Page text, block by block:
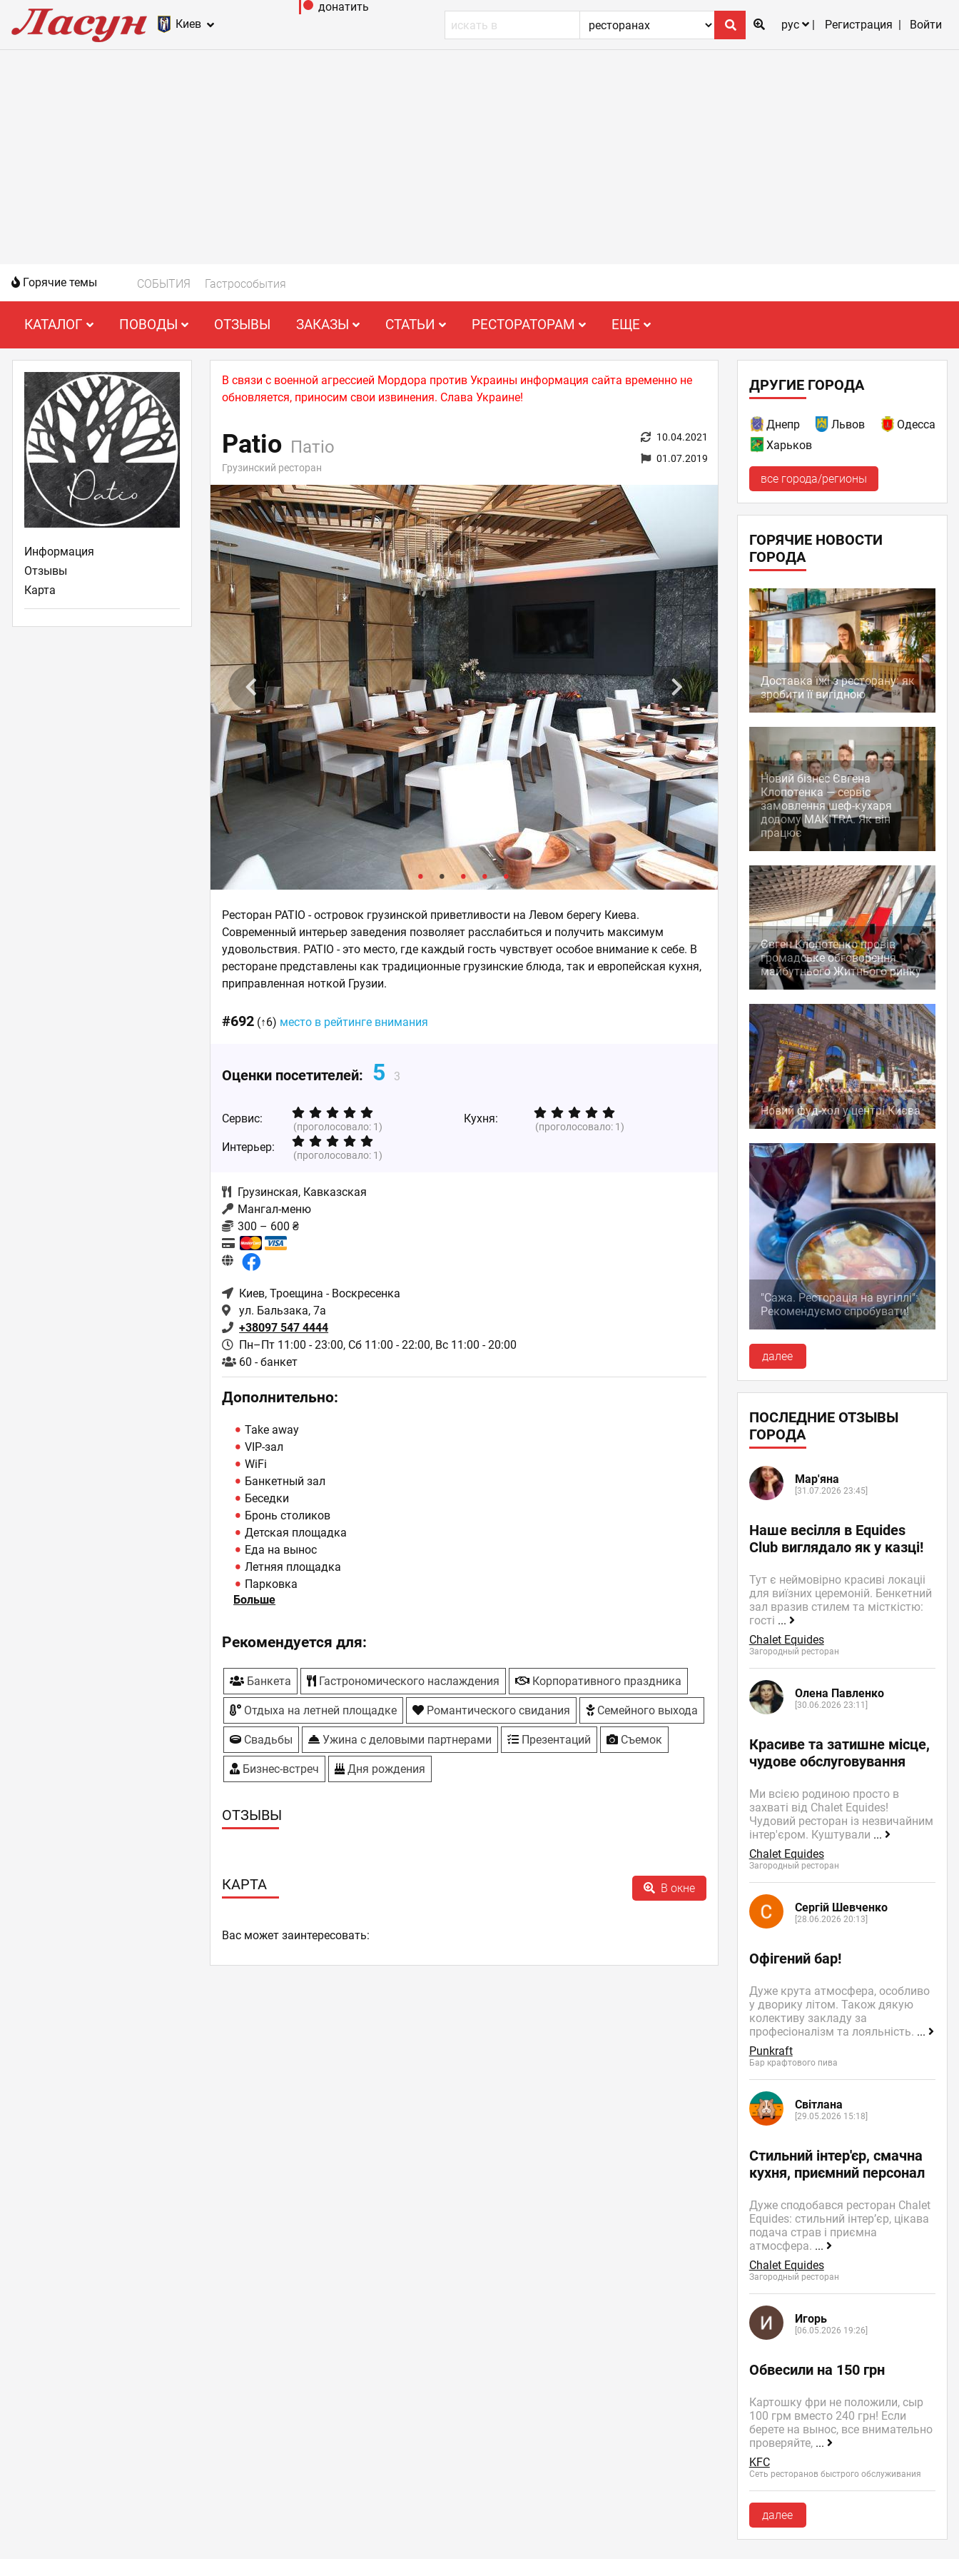
Киев
донатить
рус
Регистрация Войти
Горячие темы СОБЫТИЯ Гастрособытия
КАТАЛОГ ПОВОДЫ ОТЗЫВЫ ЗАКАЗЫ СТАТЬИ РЕСТОРАТОРАМ ЕЩЕ
В связи с военной агрессией Мордора против Украины информация сайта временно не
обновляется, приносим свои извинения. Слава Украине!
Patio Патіо
Грузинский ресторан
10.04.2021
01.07.2019
Ресторан PATIO - островок грузинской приветливости на Левом берегу Киева.
Современный интерьер заведения позволяет расслабиться и получить максимум
удовольствия. PATIO - это место, где каждый гость чувствует особое внимание к себе. В
ресторане представлены как традиционные грузинские блюда, так и европейская кухня,
приправленная ноткой Грузии.
#692 (↑6) место в рейтинге внимания
Оценки посетителей: 5 3
Сервис:
(проголосовало: 1)
Кухня:
(проголосовало: 1)
Интерьер:
(проголосовало: 1)
Грузинская, Кавказская
Мангал-меню
300 – 600 ₴
Киев, Троещина - Воскресенка
ул. Бальзака, 7а
+38097 547 4444
Пн–Пт 11:00 - 23:00, Сб 11:00 - 22:00, Вс 11:00 - 20:00
60 - банкет
Дополнительно:
Take away
VIP-зал
WiFi
Банкетный зал
Беседки
Бронь столиков
Детская площадка
Еда на вынос
Летняя площадка
Парковка
ТВ-плазмы
Больше
Рекомендуется для:
Банкета Гастрономического наслаждения Корпоративного праздника
Отдыха на летней площадке Романтического свидания Семейного выхода
Свадьбы Ужина с деловыми партнерами Презентаций Съемок
Бизнес-встреч Дня рождения
ОТЗЫВЫ
КАРТА В окне
Информация
Отзывы
Карта
Ваc может заинтересовать:
ДРУГИЕ ГОРОДА
Днепр Львов
Одесса
Харьков
все города/регионы
ГОРЯЧИЕ НОВОСТИ
ГОРОДА
Доставка їжі з ресторану: як
зробити її вигідною
Новий бізнес Євгена
Клопотенка — сервіс
замовлення шеф-кухаря
додому MAKITRA. Як він
працює
Євген Клопотенко провів
громадське обговорення
майбутнього Житнього ринку
Новий фуд-хол у центрі Києва
"Сажа. Ресторація на вугіллі":
Рекомендуємо спробувати!
далее
ПОСЛЕДНИЕ ОТЗЫВЫ
ГОРОДА
Мар'яна
[31.07.2026 23:45]
Наше весілля в Equides
Club виглядало як у казці!
Тут є неймовірно красиві локаціі
для виїзних церемоній. Бенкетний
зал вразив стилем та місткістю:
гості ...
Chalet Equides
Загородный ресторан
Олена Павленко
[30.06.2026 23:11]
Красиве та затишне місце,
чудове обслуговування
Ми всією родиною просто в
захваті від Chalet Equides!
Чудовий ресторан із незвичайним
інтер'єром. Куштували ...
Chalet Equides
Загородный ресторан
Сергій Шевченко
[28.06.2026 20:13]
Офігений бар!
Дуже крута атмосфера, особливо
у дворику літом. Також дякую
колективу закладу за
професіоналізм та лояльність. ...
Punkraft
Бар крафтового пива
Світлана
[29.05.2026 15:18]
Стильний інтер'єр, смачна
кухня, приємний персонал
Дуже сподобався ресторан Chalet
Equides: стильний інтер’єр, цікава
подача страв і приємна
атмосфера. ...
Chalet Equides
Загородный ресторан
Игорь
[06.05.2026 19:26]
Обвесили на 150 грн
Картошку фри не положили, сыр
100 грм вместо 240 грн! Если
берете на вынос, все внимательно
проверяйте, ...
KFC
Сеть ресторанов быстрого обслуживания
далее